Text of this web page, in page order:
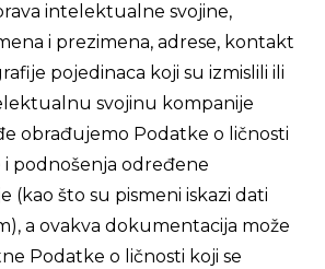
intelektualne svojine,
i prezimena, adrese, kontakt
pojedinaca koji su izmislili ili
svojinu kompanije
obrađujemo Podatke o ličnosti
i podnošenja određene
(kao što su pismeni iskazi dati
a ovakva dokumentacija može
Podatke o ličnosti koji se